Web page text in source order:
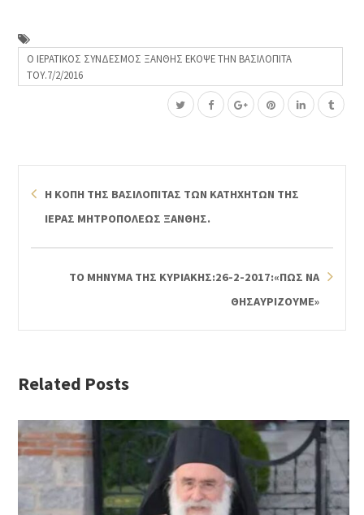
Ο ΙΕΡΑΤΙΚΟΣ ΣΥΝΔΕΣΜΟΣ ΞΑΝΘΗΣ ΕΚΟΨΕ ΤΗΝ ΒΑΣΙΛΟΠΙΤΑ
ΤΟΥ.7/2/2016
Η ΚΟΠΗ ΤΗΣ ΒΑΣΙΛΟΠΙΤΑΣ ΤΩΝ ΚΑΤΗΧΗΤΩΝ ΤΗΣ
ΙΕΡΑΣ ΜΗΤΡΟΠΟΛΕΩΣ ΞΑΝΘΗΣ.
ΤΟ ΜΗΝΥΜΑ ΤΗΣ ΚΥΡΙΑΚΗΣ:26-2-2017:«ΠΩΣ ΝΑ
ΘΗΣΑΥΡΙΖΟΥΜΕ»
Related Posts